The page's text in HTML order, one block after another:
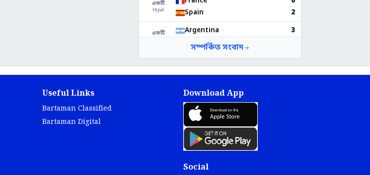
Useful Links
Bartaman Classified
Bartaman Digital
Download App
Social